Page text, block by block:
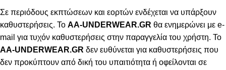
Σε περιόδους εκπτώσεων και εορτών ενδέχεται να υπάρξουν
καθυστερήσεις. Το AA-UNDERWEAR.GR θα ενημερώνει με e-
mail για τυχόν καθυστερήσεις στην παραγγελία του χρήστη. Το
AA-UNDERWEAR.GR δεν ευθύνεται για καθυστερήσεις που
δεν προκύπτουν από δική του υπαιτιότητα ή οφείλονται σε